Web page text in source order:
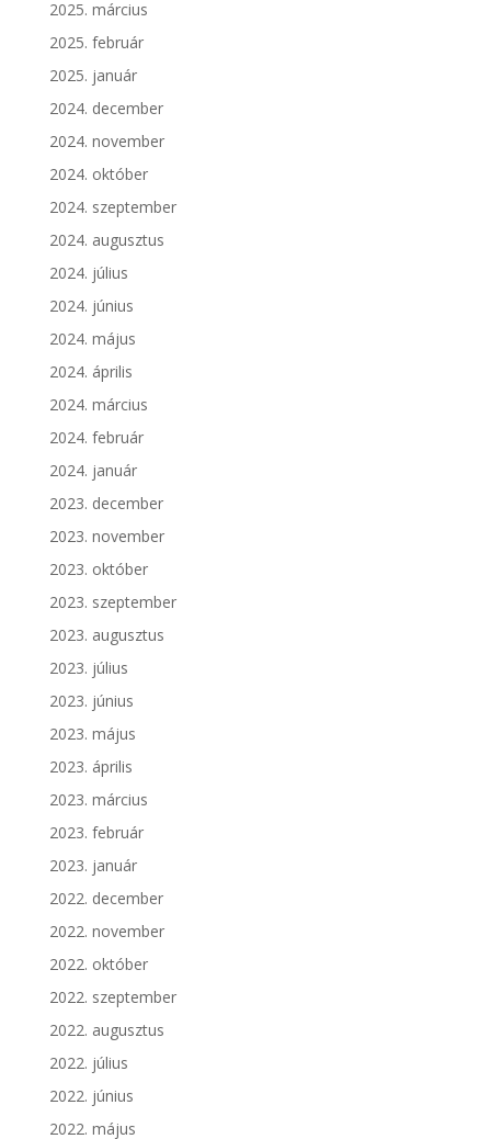
2025. március
2025. február
2025. január
2024. december
2024. november
2024. október
2024. szeptember
2024. augusztus
2024. július
2024. június
2024. május
2024. április
2024. március
2024. február
2024. január
2023. december
2023. november
2023. október
2023. szeptember
2023. augusztus
2023. július
2023. június
2023. május
2023. április
2023. március
2023. február
2023. január
2022. december
2022. november
2022. október
2022. szeptember
2022. augusztus
2022. július
2022. június
2022. május